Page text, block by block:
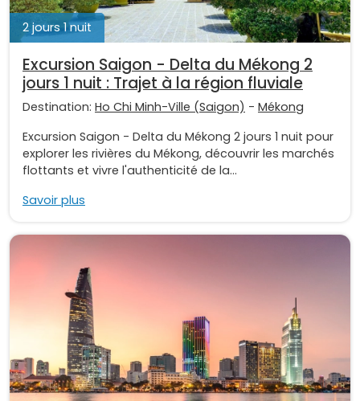
2 jours 1 nuit
Excursion Saigon - Delta du Mékong 2
jours 1 nuit : Trajet à la région fluviale
Destination: Ho Chi Minh-Ville (Saigon) - Mékong
Excursion Saigon - Delta du Mékong 2 jours 1 nuit pour
explorer les rivières du Mékong, découvrir les marchés
flottants et vivre l'authenticité de la...
Savoir plus